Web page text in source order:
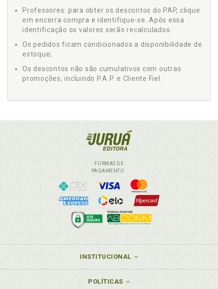
Professores: para obter os descontos do PAP, clique
em encerra compra e identifique-se. Após essa
identificação os valores serão recalculados.
Os pedidos ficam condicionados a disponibilidade de
estoque;
Os descontos não são cumulativos com outras
promoções, incluindo P.A.P. e Cliente Fiel.
FORMAS DE
PAGAMENTO
INSTITUCIONAL
POLÍTICAS